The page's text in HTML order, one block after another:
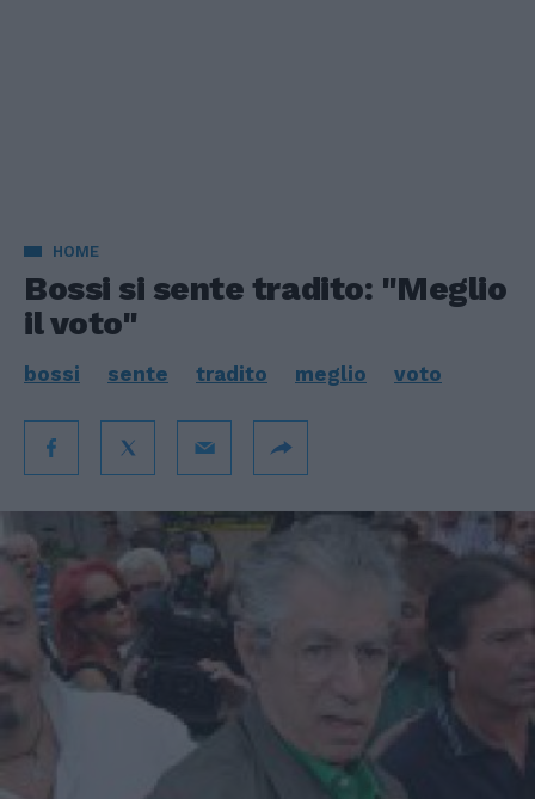
HOME
Bossi si sente tradito: "Meglio
il voto"
bossi sente tradito meglio voto